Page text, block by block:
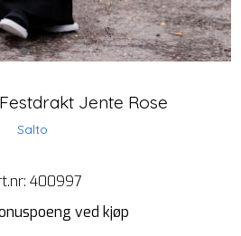
Jente Rose
Salto
400997
ved kjøp